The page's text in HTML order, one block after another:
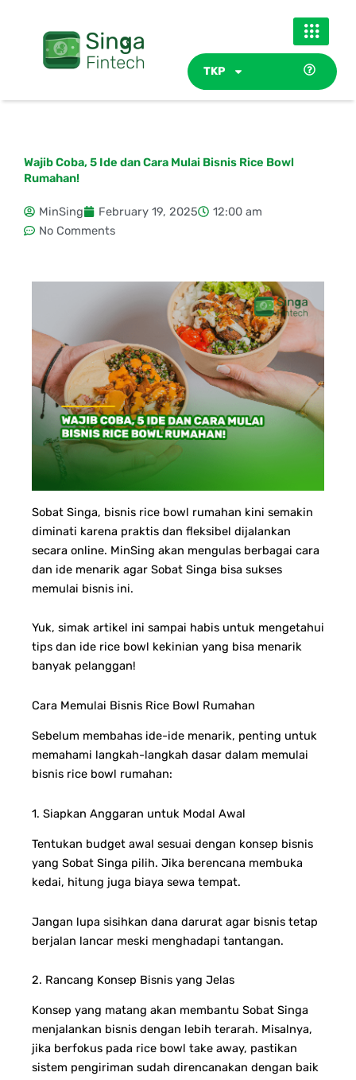
TKP
Wajib Coba, 5 Ide dan Cara Mulai Bisnis Rice Bowl
Rumahan!
MinSing February 19, 2025
12:00 am
No Comments
Sobat Singa, bisnis rice bowl rumahan kini semakin
diminati karena praktis dan fleksibel dijalankan
secara online. MinSing akan mengulas berbagai cara
dan ide menarik agar Sobat Singa bisa sukses
memulai bisnis ini.
Yuk, simak artikel ini sampai habis untuk mengetahui
tips dan ide rice bowl kekinian yang bisa menarik
banyak pelanggan!
Cara Memulai Bisnis Rice Bowl Rumahan
Sebelum membahas ide-ide menarik, penting untuk
memahami langkah-langkah dasar dalam memulai
bisnis rice bowl rumahan:
1. Siapkan Anggaran untuk Modal Awal
Tentukan budget awal sesuai dengan konsep bisnis
yang Sobat Singa pilih. Jika berencana membuka
kedai, hitung juga biaya sewa tempat.
Jangan lupa sisihkan dana darurat agar bisnis tetap
berjalan lancar meski menghadapi tantangan.
2. Rancang Konsep Bisnis yang Jelas
Konsep yang matang akan membantu Sobat Singa
menjalankan bisnis dengan lebih terarah. Misalnya,
jika berfokus pada rice bowl take away, pastikan
sistem pengiriman sudah direncanakan dengan baik